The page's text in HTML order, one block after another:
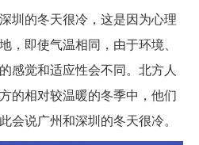
圳的冬天很冷，这是因为心理
，即使气温相同，由于环境、
感觉和适应性会不同。北方人
的相对较温暖的冬季中，他们
会说广州和深圳的冬天很冷。